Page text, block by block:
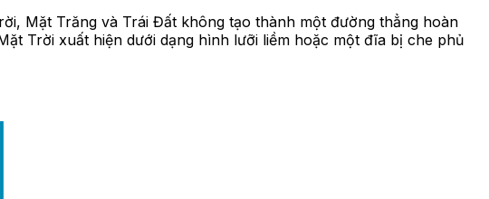
Mặt Trăng và Trái Đất không tạo thành một đường thẳng hoàn
Trời xuất hiện dưới dạng hình lưỡi liềm hoặc một đĩa bị che phủ